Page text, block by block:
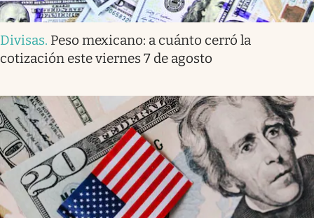
Divisas. Peso mexicano: a cuánto cerró la
cotización este viernes 7 de agosto